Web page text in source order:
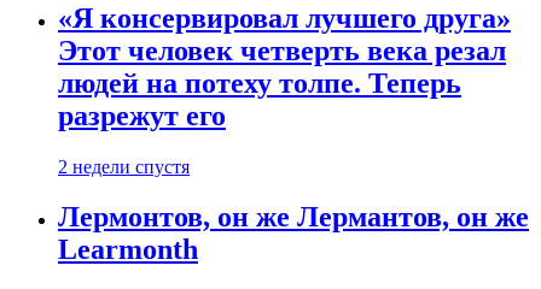
«Я консервировал лучшего друга»
Этот человек четверть века резал
людей на потеху толпе. Теперь
разрежут его
2 недели спустя
Лермонтов, он же Лермантов, он же
Learmonth